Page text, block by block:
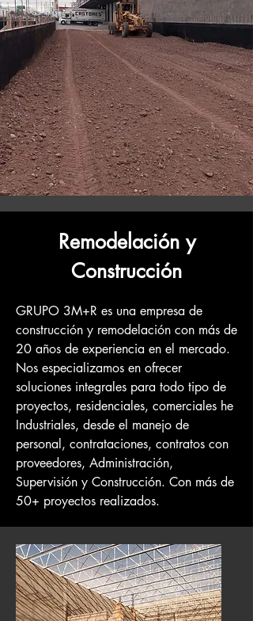
Remodelación y
Construcción
GRUPO 3M+R es una empresa de
construcción y remodelación con más de
20 años de experiencia en el mercado.
Nos especializamos en ofrecer
soluciones integrales para todo tipo de
proyectos, residenciales, comerciales he
Industriales, desde el manejo de
personal, contrataciones, contratos con
proveedores, Administración,
Supervisión y Construcción. Con más de
50+ proyectos realizados.